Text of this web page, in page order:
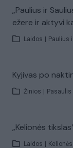
„Paulius ir
ežere ir aktyvi
Laidos Paulius
Kyjivas po
Žinios Pasaulis
„Kelionės
Laidos